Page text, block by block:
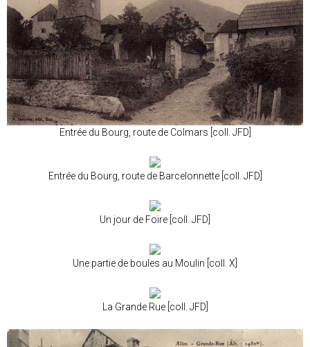
Entrée du Bourg, route de Colmars [coll. JFD]
Entrée du Bourg, route de Barcelonnette [coll. JFD]
Un jour de Foire [coll. JFD]
Une partie de boules au Moulin [coll. X]
La Grande Rue [coll. JFD]